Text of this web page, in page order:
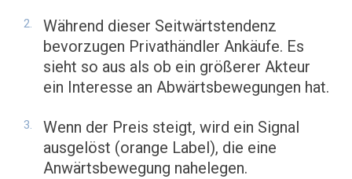
Während dieser Seitwärtstendenz
bevorzugen Privathändler Ankäufe. Es
sieht so aus als ob ein größerer Akteur
ein Interesse an Abwärtsbewegungen hat.
Wenn der Preis steigt, wird ein Signal
ausgelöst (orange Label), die eine
Anwärtsbewegung nahelegen.